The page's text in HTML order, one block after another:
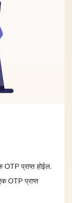
OTP प्राप्त होईल.
OTP प्राप्त